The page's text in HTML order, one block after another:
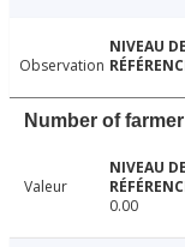
Observation
Number of
Valeur
0.00